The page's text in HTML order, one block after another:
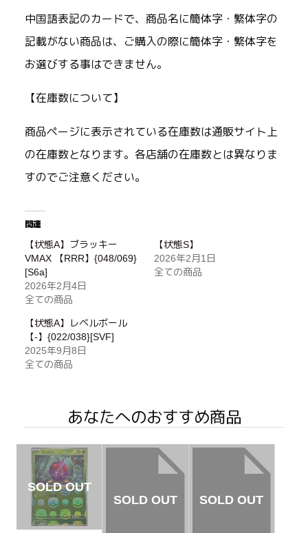
中国語表記のカードで、商品名に簡体字・繁体字の
記載がない商品は、ご購入の際に簡体字・繁体字を
お選びする事はできません。
【在庫数について】
商品ページに表示されている在庫数は通販サイト上
の在庫数となります。各店舗の在庫数とは異なりま
すのでご注意ください。
関連
【状態A】ブラッキー
VMAX 【RRR】{048/069}
[S6a]
2026年2月4日
全ての商品
【状態S】
2026年2月1日
全ての商品
【状態A】レベルボール
【-】{022/038}[SVF]
2025年9月8日
全ての商品
あなたへのおすすめ商品